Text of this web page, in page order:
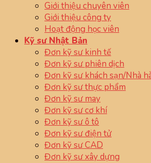
Giới thiệu chuyên viên
Giới thiệu công ty
Hoạt động học viên
Kỹ sư Nhật Bản
Đơn kỹ sư kinh tế
Đơn kỹ sư phiên dịch
Đơn kỹ sư khách sạn/Nhà
Đơn kỹ sư thực phẩm
Đơn kỹ sư may
Đơn kỹ sư cơ khí
Đơn kỹ sư ô tô
Đơn kỹ sư điện tử
Đơn kỹ sư CAD
Đơn kỹ sư xây dựng